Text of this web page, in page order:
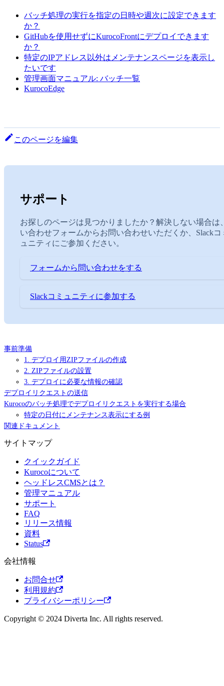
バッチ処理の実行を指定の日時や週次に設定できます
か？
GitHubを使用せずにKurocoFrontにデプロイできます
か？
特定のIPアドレス以外はメンテナンスページを表示し
たいです
管理画面マニュアル: バッチ一覧
KurocoEdge
このページを編集
サポート
お探しのページは見つかりましたか？解決しない場合は
い合わせフォームからお問い合わせいただくか、Slackコ
ュニティにご参加ください。
フォームから問い合わせをする
Slackコミュニティに参加する
事前準備
1. デプロイ用ZIPファイルの作成
2. ZIPファイルの設置
3. デプロイに必要な情報の確認
デプロイリクエストの送信
Kurocoのバッチ処理でデプロイリクエストを実行する場合
特定の日付にメンテナンス表示にする例
関連ドキュメント
サイトマップ
クイックガイド
Kurocoについて
ヘッドレスCMSとは？
管理マニュアル
サポート
FAQ
リリース情報
資料
Status
会社情報
お問合せ
利用規約
プライバシーポリシー
Copyright © 2024 Diverta Inc. All rights reserved.